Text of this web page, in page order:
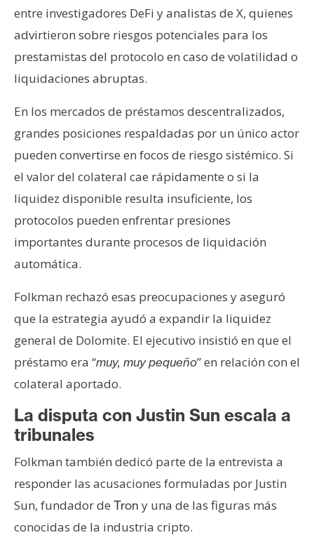
entre investigadores DeFi y analistas de X, quienes
advirtieron sobre riesgos potenciales para los
prestamistas del protocolo en caso de volatilidad o
liquidaciones abruptas.
En los mercados de préstamos descentralizados,
grandes posiciones respaldadas por un único actor
pueden convertirse en focos de riesgo sistémico. Si
el valor del colateral cae rápidamente o si la
liquidez disponible resulta insuficiente, los
protocolos pueden enfrentar presiones
importantes durante procesos de liquidación
automática.
Folkman rechazó esas preocupaciones y aseguró
que la estrategia ayudó a expandir la liquidez
general de Dolomite. El ejecutivo insistió en que el
préstamo era “muy, muy pequeño” en relación con el
colateral aportado.
La disputa con Justin Sun escala a
tribunales
Folkman también dedicó parte de la entrevista a
responder las acusaciones formuladas por Justin
Sun, fundador de Tron y una de las figuras más
conocidas de la industria cripto.